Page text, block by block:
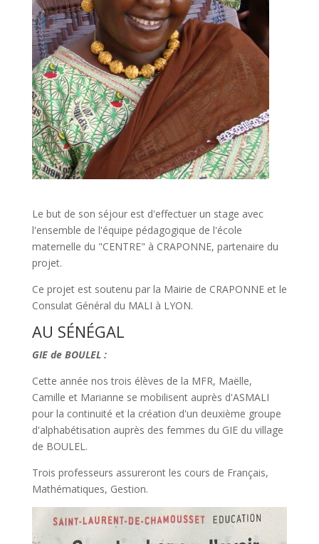
Le but de son séjour est d'effectuer un stage avec
l'ensemble de l'équipe pédagogique de l'école
maternelle du "CENTRE" à CRAPONNE, partenaire du
projet.
Ce projet est soutenu par la Mairie de CRAPONNE et le
Consulat Général du MALI à LYON.
AU SÉNÉGAL
GIE de BOULEL :
Cette année nos trois élèves de la MFR, Maëlle,
Camille et Marianne se mobilisent auprès d'ASMALI
pour la continuité et la création d'un deuxième groupe
d'alphabétisation auprès des femmes du GIE du village
de BOULEL.
Trois professeurs assureront les cours de Français,
Mathématiques, Gestion.